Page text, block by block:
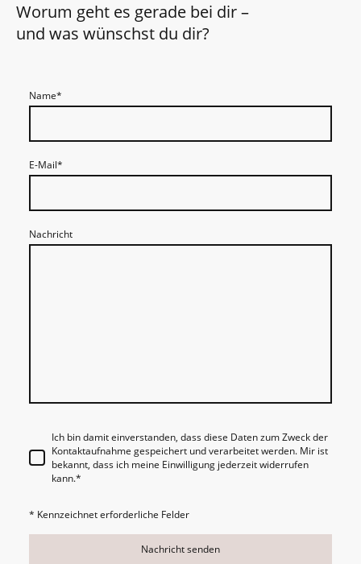
Worum geht es gerade bei dir –
und was wünschst du dir?
Name*
E-Mail*
Nachricht
Ich bin damit einverstanden, dass diese Daten zum Zweck der
Kontaktaufnahme gespeichert und verarbeitet werden. Mir ist
bekannt, dass ich meine Einwilligung jederzeit widerrufen
kann.*
* Kennzeichnet erforderliche Felder
Nachricht senden